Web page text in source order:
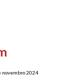
novembro 2024